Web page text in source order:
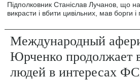
Підполковник Станіслав Лучанов, що
викрасти і вбити цивільних, мав борги
Международный
Юрченко продолжает
людей в интересах